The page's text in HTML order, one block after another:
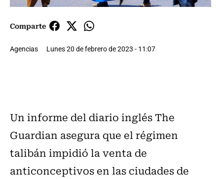
Comparte
Agencias Lunes 20 de febrero de 2023 - 11:07
Un informe del diario inglés The
Guardian asegura que el régimen
talibán impidió la venta de
anticonceptivos en las ciudades de